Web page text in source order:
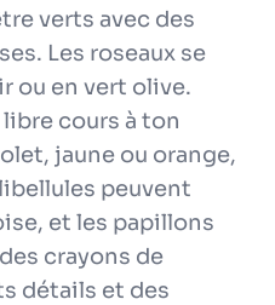
verts avec des
Les roseaux se
ou en vert olive.
cours à ton
jaune ou orange,
peuvent
et les papillons
crayons de
détails et des